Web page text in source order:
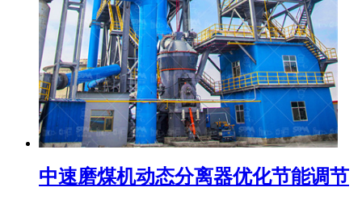
中速磨煤机动态分离器优化节能调节